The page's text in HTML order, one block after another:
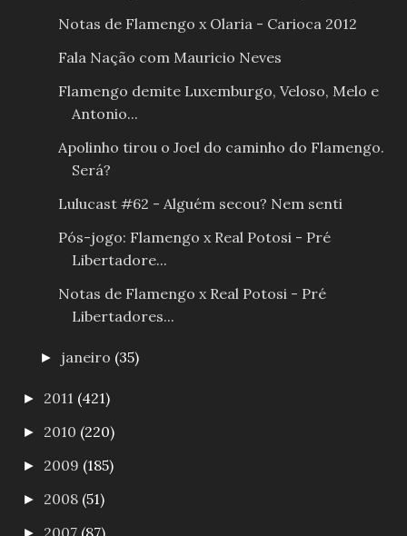
Notas de Flamengo x Olaria - Carioca 2012
Fala Nação com Mauricio Neves
Flamengo demite Luxemburgo, Veloso, Melo e
Antonio...
Apolinho tirou o Joel do caminho do Flamengo.
Será?
Lulucast #62 - Alguém secou? Nem senti
Pós-jogo: Flamengo x Real Potosi - Pré
Libertadore...
Notas de Flamengo x Real Potosi - Pré
Libertadores...
► janeiro (35)
► 2011 (421)
► 2010 (220)
► 2009 (185)
► 2008 (51)
► 2007 (87)